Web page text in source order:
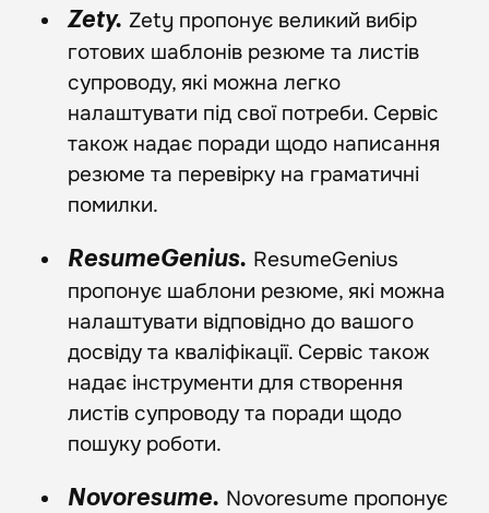
Zety. Zety пропонує великий вибір
готових шаблонів резюме та листів
супроводу, які можна легко
налаштувати під свої потреби. Сервіс
також надає поради щодо написання
резюме та перевірку на граматичні
помилки.
ResumeGenius. ResumeGenius
пропонує шаблони резюме, які можна
налаштувати відповідно до вашого
досвіду та кваліфікації. Сервіс також
надає інструменти для створення
листів супроводу та поради щодо
пошуку роботи.
Novoresume. Novoresume пропонує